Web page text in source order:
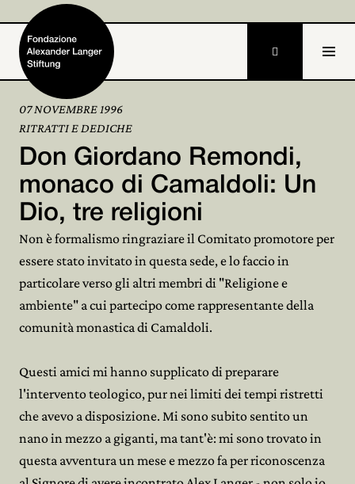
Home
Attività e progetti
Alexander Langer
Archivio
Partecipa

07 NOVEMBRE 1996
RITRATTI E DEDICHE
Don Giordano Remondi,
monaco di Camaldoli: Un
Dio, tre religioni
Non è formalismo ringraziare il Comitato promotore per
essere stato invitato in questa sede, e lo faccio in
particolare verso gli altri membri di "Religione e
ambiente" a cui partecipo come rappresentante della
comunità monastica di Camaldoli.
Questi amici mi hanno supplicato di preparare
l'intervento teologico, pur nei limiti dei tempi ristretti
che avevo a disposizione. Mi sono subito sentito un
nano in mezzo a giganti, ma tant'è: mi sono trovato in
questa avventura un mese e mezzo fa per riconoscenza